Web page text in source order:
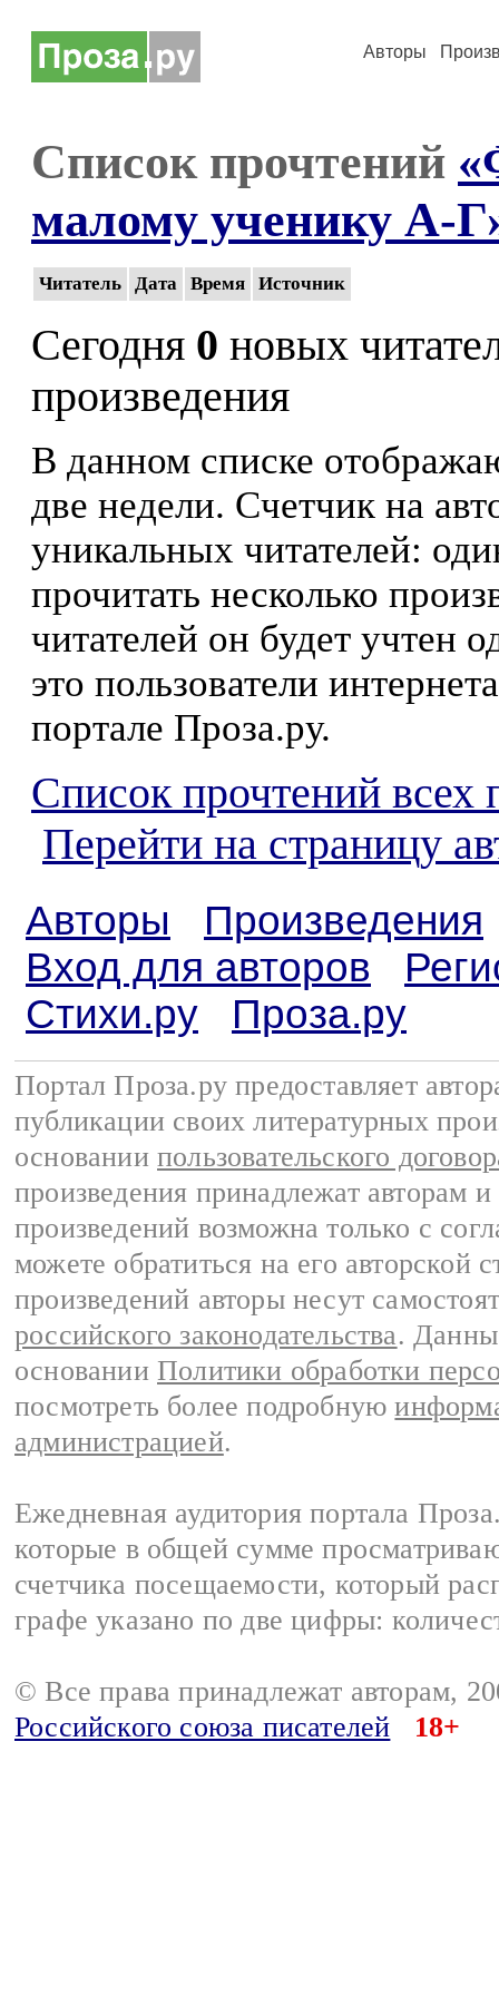
Авторы
Список прочтений
малому ученику А-
Читатель Дата Время Источник
Сегодня 0 новых
произведения
В данном списке
две недели. Счетчик на
уникальных читателей:
прочитать несколько
читателей он будет учтен
это пользователи
портале Проза.ру.
Список прочтений всех
Перейти на страницу
Авторы
Произведения
Вход для авторов
Стихи.ру
Проза.ру
Портал Проза.ру предоставляет
публикации своих литературных
основании пользовательского
произведения принадлежат авторам
произведений возможна только с
можете обратиться на его авторской
произведений авторы несут
российского законодательства.
основании Политики обработки
посмотреть более подробную
администрацией.
Ежедневная аудитория портала
которые в общей сумме
счетчика посещаемости, который
графе указано по две цифры:
© Все права принадлежат авторам,
Российского союза писателей
18+